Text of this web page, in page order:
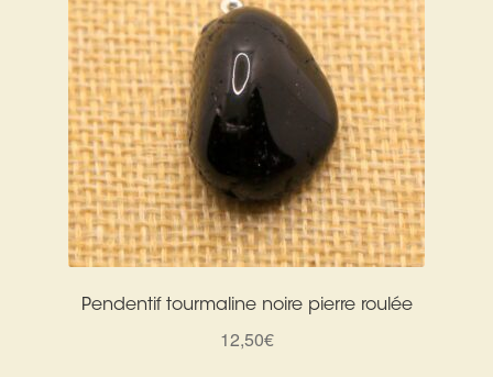
Pendentif tourmaline noire pierre roulée
12,50€